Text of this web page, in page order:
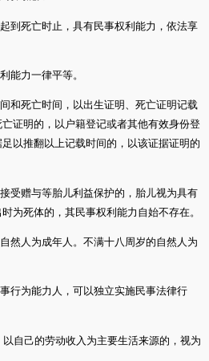
到死亡时止，具有民事权利能力，依法享
能力一律平等。
和死亡时间，以出生证明、死亡证明记载
证明的，以户籍登记或者其他有效身份登
以推翻以上记载时间的，以该证据证明的
受赠与等胎儿利益保护的，胎儿视为具有
为死体的，其民事权利能力自始不存在。
然人为成年人。不满十八周岁的自然人为
行为能力人，可以独立实施民事法律行
自己的劳动收入为主要生活来源的，视为